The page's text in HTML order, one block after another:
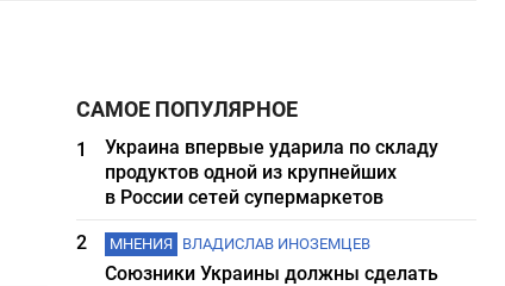
САМОЕ ПОПУЛЯРНОЕ
1
Украина впервые ударила по складу
продуктов одной из крупнейших
в России сетей супермаркетов
2
МНЕНИЯ ВЛАДИСЛАВ ИНОЗЕМЦЕВ
Союзники Украины должны сделать